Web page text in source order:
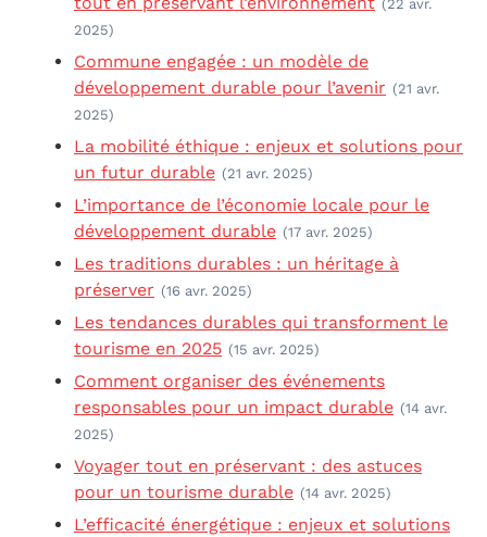
(22 avr.
2025)
Commune engagée : un modèle de
développement durable pour l’avenir (21 avr.
2025)
La mobilité éthique : enjeux et solutions pour
un futur durable (21 avr. 2025)
L’importance de l’économie locale pour le
développement durable (17 avr. 2025)
Les traditions durables : un héritage à
préserver (16 avr. 2025)
Les tendances durables qui transforment le
tourisme en 2025 (15 avr. 2025)
Comment organiser des événements
responsables pour un impact durable (14 avr.
2025)
Voyager tout en préservant : des astuces
pour un tourisme durable (14 avr. 2025)
L’efficacité énergétique : enjeux et solutions